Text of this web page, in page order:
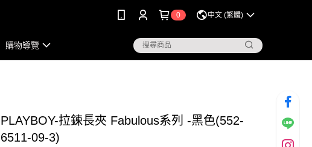
0 中文 (繁體)
購物導覽
PLAYBOY-拉鍊長夾 Fabulous系列 -黑色(552-
6511-09-3)